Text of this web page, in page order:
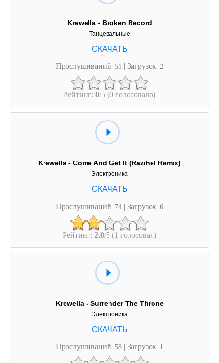
Krewella - Broken Record
Танцевальные
Прослушиваний 51 | Загрузок 2
Рейтинг: 0/5 (0 голосовало)
Krewella - Come And Get It (Razihel Remix)
Электроника
Прослушиваний 74 | Загрузок 6
Рейтинг: 2.0/5 (1 голосовал)
Krewella - Surrender The Throne
Электроника
Прослушиваний 58 | Загрузок 1